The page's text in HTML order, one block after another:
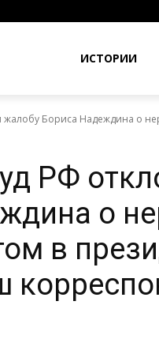
ИСТОРИИ
Бориса Надеждина о
РФ
о
в